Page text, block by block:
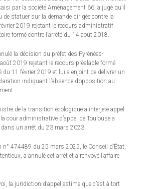
par la société Aménagement 66, a jugé qu’il
de statuer sur la demande dirigée contre la
2019 rejetant le recours administratif
formé contre l’arrêté du 14 août 2018.
la décision du préfet des Pyrénées-
2019 rejetant le recours préalable formé
du 11 février 2019 et lui a enjoint de délivrer un
indiquant l’absence d’opposition au
de la transition écologique a interjeté appel
cour administrative d’appel de Toulouse a
dans un arrêt du 23 mars 2023.
n° 474489 du 25 mars 2025, le Conseil d’État,
a annulé cet arrêt et a renvoyé l’affaire
la juridiction d’appel estime que c’est à tort